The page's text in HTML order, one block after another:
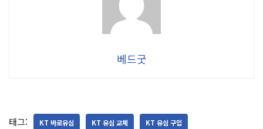
베드굿
태그: KT 바로유심 KT 유심 교체 KT 유심 구입